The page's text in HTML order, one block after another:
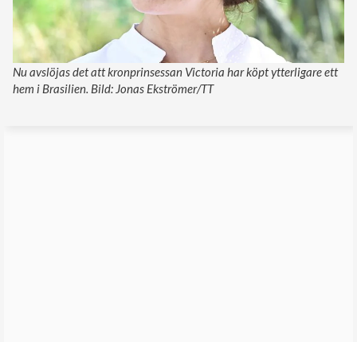
Nu avslöjas det att kronprinsessan Victoria har köpt ytterligare ett
hem i Brasilien. Bild: Jonas Ekströmer/TT